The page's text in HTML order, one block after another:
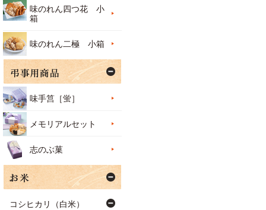
味のれん四つ花 小
箱
味のれん二極 小箱
味手筥［蛍］
メモリアルセット
志のぶ菓
コシヒカリ（白米）